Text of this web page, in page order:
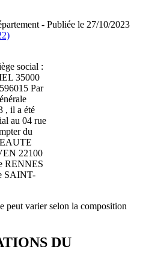
- Publiée le 27/10/2023
social :
35000
Par
, il a été
au 04 rue
du
22100
RENNES
SAINT-
peut varier selon la composition
DU